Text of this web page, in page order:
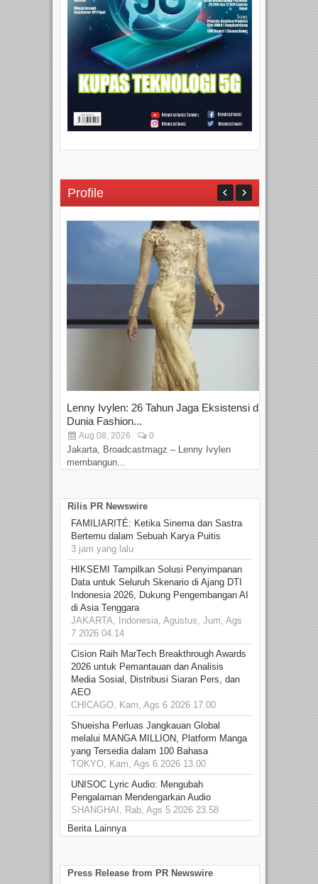
Profile
Lenny Ivylen: 26 Tahun Jaga Eksistensi di
Dunia Fashion...
Aug 08, 2026 0
Jakarta, Broadcastmagz – Lenny Ivylen
membangun...
Rilis PR Newswire
FAMILIARITÉ: Ketika Sinema dan Sastra
Bertemu dalam Sebuah Karya Puitis
3 jam yang lalu
HIKSEMI Tampilkan Solusi Penyimpanan
Data untuk Seluruh Skenario di Ajang DTI
Indonesia 2026, Dukung Pengembangan AI
di Asia Tenggara
JAKARTA, Indonesia, Agustus, Jum, Ags
7 2026 04.14
Cision Raih MarTech Breakthrough Awards
2026 untuk Pemantauan dan Analisis
Media Sosial, Distribusi Siaran Pers, dan
AEO
CHICAGO, Kam, Ags 6 2026 17.00
Shueisha Perluas Jangkauan Global
melalui MANGA MILLION, Platform Manga
yang Tersedia dalam 100 Bahasa
TOKYO, Kam, Ags 6 2026 13.00
UNISOC Lyric Audio: Mengubah
Pengalaman Mendengarkan Audio
SHANGHAI, Rab, Ags 5 2026 23.58
Berita Lainnya
Press Release from PR Newswire